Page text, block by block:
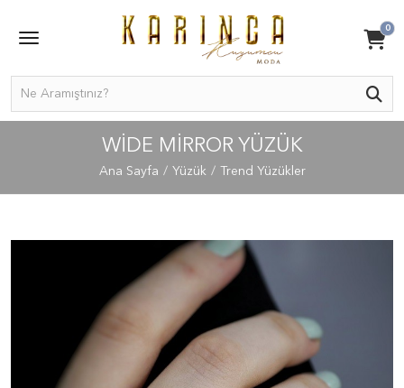
0
WIDE MIRROR YÜZÜK
Ana Sayfa Yüzük Trend Yüzükler